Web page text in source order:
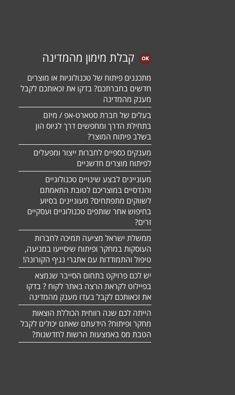
קבלת מימון מהמדינה
מתכננים פיתוח של טכנולוגיות או מוצרים
חדשים בחברתכם? בדקו את זכאותכם לקבל
מענק מהמדינה
בעלים של חברת סטארט-אפ / מיזם
בתחילת הדרך ומחפשים דרך לגיוס הון
בשלב פיתוח המוצר?
מענקים כספיים לחברות ייצור ומפעלים
לפיתוח מוצרים חדשניים
מעוניינים לבצע שינויים טכנולוגיים
והנדסיים במוצריכם לטובת התאמתם
לשווקים מתפתחים? מעוניינים בסיוע
בחיפוש אחר שותפים טכנולוגיים ועסקיים
זרים?
ממשלת ישראל מציעה תמיכה לחברות
העוסקות במחקר ופיתוח שיסייעו במניעה,
טיפול והתמודדות עם אתגרי נגיף הקורונה!
יש לכם פרויקט בתחום הסייבר שנמצא
בפיילוט לקראת הרצה באתר לקוח ? בדקו
את זכאותכם לקבל בעדו מענק מהמדינה
הייתה לכם שנה רווחית הכוללת הוצאות
מחקר ופיתוח? הידעתם שאתם יכולים לקבל
הטבת מס באמצעות הרשות לחדשנות?